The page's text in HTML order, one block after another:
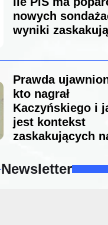
nowych
wyniki zaskakują
Prawda
kto nagrał
Kaczyńskiego i
jest kontekst
zaskakujących
Newsletter